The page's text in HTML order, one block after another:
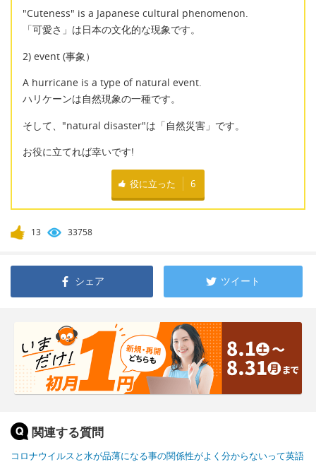
"Cuteness" is a Japanese cultural phenomenon.
「可愛さ」は日本の文化的な現象です。
2) event (事象）
A hurricane is a type of natural event.
ハリケーンは自然現象の一種です。
そして、"natural disaster"は「自然災害」です。
お役に立てれば幸いです!
役に立った 6
13 33758
シェア ツイート
関連する質問
コロナウイルスと水が品薄になる事の関係性がよく分からないって英語